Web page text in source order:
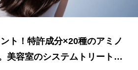
ト！特許成分×20種のアミノ
美容室のシステムトリートメ